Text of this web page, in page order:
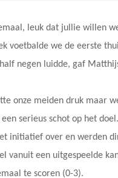
leuk dat jullie willen
voetbalde we de eerste
negen luidde, gaf
onze meiden druk maar
een serieus schot op het
initiatief over en werden
vanuit een uitgespeelde
te scoren (0-3).